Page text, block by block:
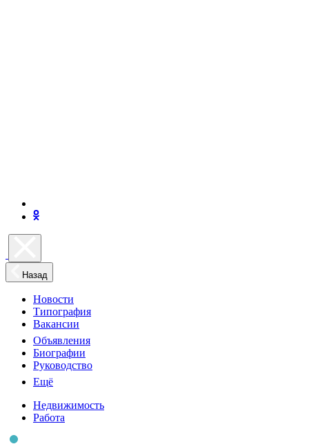
Назад
Новости
Типография
Вакансии
Объявления
Биографии
Руководство
Ещё
Недвижимость
Работа